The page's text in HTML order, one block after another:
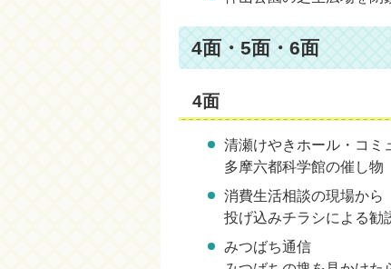
4面・5面・6面
4面
清瀬けやきホール・コミ
多摩六都科学館の催し物
消費生活相談の現場から
投げ込みチラシによる
みつばち通信